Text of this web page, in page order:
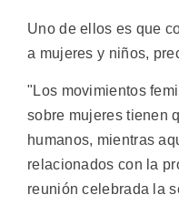
Uno de ellos es que
a mujeres y niños,
"Los movimientos
sobre mujeres tienen
humanos, mientras
relacionados con la
reunión celebrada la